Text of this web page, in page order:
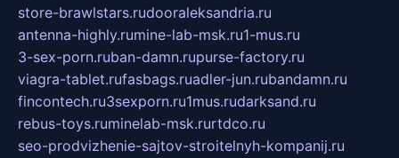
store-brawlstars.rudooraleksandria.ru
antenna-highly.rumine-lab-msk.ru1-mus.ru
3-sex-porn.ruban-damn.rupurse-factory.ru
viagra-tablet.rufasbags.ruadler-jun.rubandamn.ru
fincontech.ru3sexporn.ru1mus.rudarksand.ru
rebus-toys.ruminelab-msk.rurtdco.ru
seo-prodvizhenie-sajtov-stroitelnyh-kompanij.ru